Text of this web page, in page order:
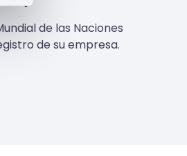
de las Naciones
de su empresa.